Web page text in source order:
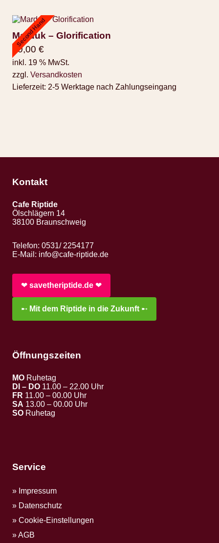
Second Hand
Marduk – Glorification
50,00 €
inkl. 19 % MwSt.
zzgl. Versandkosten
Lieferzeit: 2-5 Werktage nach Zahlungseingang
Kontakt
Cafe Riptide
Ölschlägern 14
38100 Braunschweig
Telefon: 0531/ 2254177
E-Mail: info@cafe-riptide.de
❤︎ savetheriptide.de ❤︎
➸ Mit dem Riptide in die Zukunft ➸
Öffnungszeiten
MO Ruhetag
DI – DO 11.00 – 22.00 Uhr
FR 11.00 – 00.00 Uhr
SA 13.00 – 00.00 Uhr
SO Ruhetag
Service
Impressum
Datenschutz
Cookie-Einstellungen
AGB